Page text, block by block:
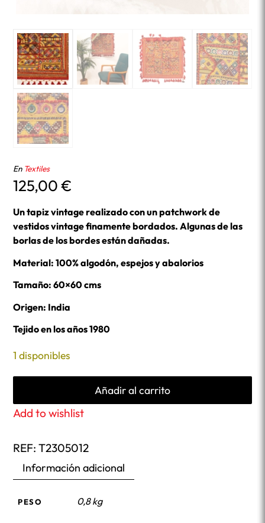
En Textiles
125,00€
Un tapiz vintage realizado con un patchwork de
vestidos vintage finamente bordados. Algunas de las
borlas de los bordes están dañadas.
Material: 100% algodón, espejos y abalorios
Tamaño: 60×60 cms
Origen: India
Tejido en los años 1980
1 disponibles
Añadir al carrito
Add to wishlist
REF:T2305012
Información adicional
PESO 0,8 kg